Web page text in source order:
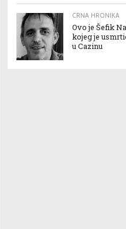
CRNA HRONIKA
Ovo je Šefik
kojeg je
u Cazinu